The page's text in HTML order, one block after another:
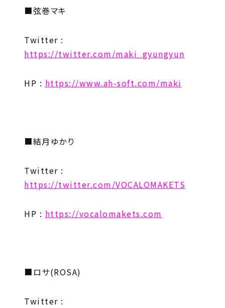
■弦巻マキ
Twitter :
https://twitter.com/maki_gyungyun
HP : https://www.ah-soft.com/maki
■結月ゆかり
Twitter :
https://twitter.com/VOCALOMAKETS
HP : https://vocalomakets.com
■ロサ(ROSA)
Twitter :